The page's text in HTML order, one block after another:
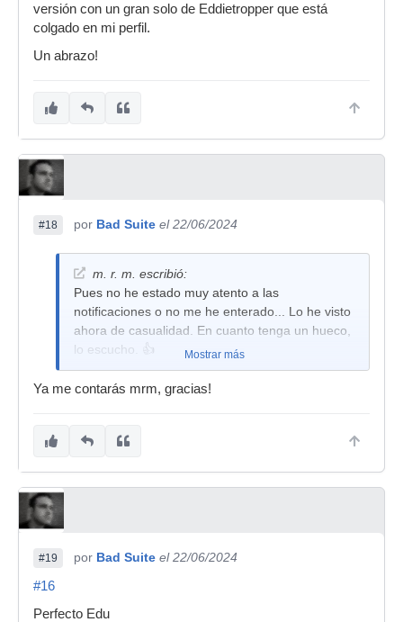
la melodía de la guitarra y las voces.
Como decía en mi anterior post, un estilo muy
personal con toques que me recuerda a veces a
los tiempos y los desarrollos, a veces parece que
parte de la magia está ahí.
graves, quizás un sub bass, leve, pero apoyando
Muy buen disco. Ahora a por los anteriores!.
versión con un gran solo de Eddietropper que está
colgado en mi perfil.
Un abrazo!
#18 por Bad Suite el 22/06/2024
m. r. m. escribió:
Pues no he estado muy atento a las
notificaciones o no me he enterado... Lo he visto
ahora de casualidad. En cuanto tenga un hueco,
lo escucho. 👍
Mostrar más
Ya me contarás mrm, gracias!
#19 por Bad Suite el 22/06/2024
#16
Perfecto Edu